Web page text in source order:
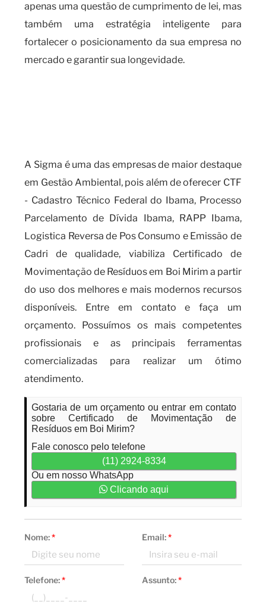
apenas uma questão de cumprimento de lei, mas
também uma estratégia inteligente para
fortalecer o posicionamento da sua empresa no
mercado e garantir sua longevidade.
A Sigma é uma das empresas de maior destaque
em Gestão Ambiental, pois além de oferecer CTF
- Cadastro Técnico Federal do Ibama, Processo
Parcelamento de Dívida Ibama, RAPP Ibama,
Logistica Reversa de Pos Consumo e Emissão de
Cadri de qualidade, viabiliza Certificado de
Movimentação de Resíduos em Boi Mirim a partir
do uso dos melhores e mais modernos recursos
disponíveis. Entre em contato e faça um
orçamento. Possuímos os mais competentes
profissionais e as principais ferramentas
comercializadas para realizar um ótimo
atendimento.
Gostaria de um orçamento ou entrar em contato
sobre Certificado de Movimentação de
Resíduos em Boi Mirim?
Fale conosco pelo telefone
(11) 2924-8334
Ou em nosso WhatsApp
Clicando aqui
Nome:* Email:*
Telefone:* Assunto:*